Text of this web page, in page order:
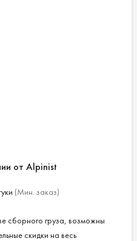
от Alpinist
(Мин. заказ)
сборного груза, возможны
скидки на весь